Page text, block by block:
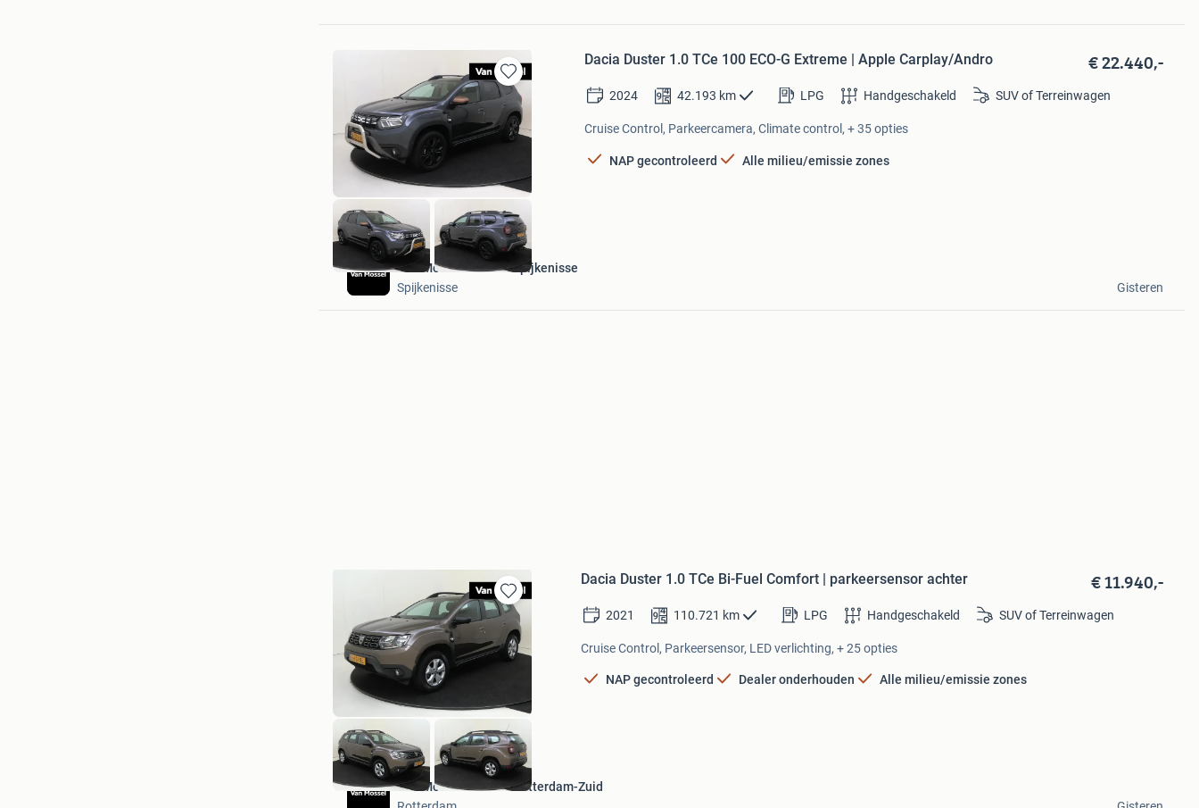
Bewaren
in
Mijn
Favorieten
Dacia Duster 1.0 TCe 100 ECO-G Extreme | Apple Carplay/Andro € 22.440,-
2024 42.193 km LPG Handgeschakeld SUV of Terreinwagen
Cruise Control, Parkeercamera, Climate control, + 35 opties
NAP gecontroleerd Alle milieu/emissie zones
Van Mossel Renault Spijkenisse
Spijkenisse
Gisteren
Bewaren
in
Mijn
Favorieten
Dacia Duster 1.0 TCe Bi-Fuel Comfort | parkeersensor achter € 11.940,-
2021 110.721 km LPG Handgeschakeld SUV of Terreinwagen
Cruise Control, Parkeersensor, LED verlichting, + 25 opties
NAP gecontroleerd Dealer onderhouden Alle milieu/emissie zones
Van Mossel Renault Rotterdam-Zuid